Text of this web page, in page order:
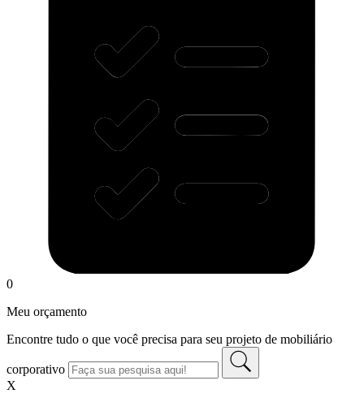
0
Meu orçamento
Encontre tudo o que você precisa para seu projeto de mobiliário
corporativo
X